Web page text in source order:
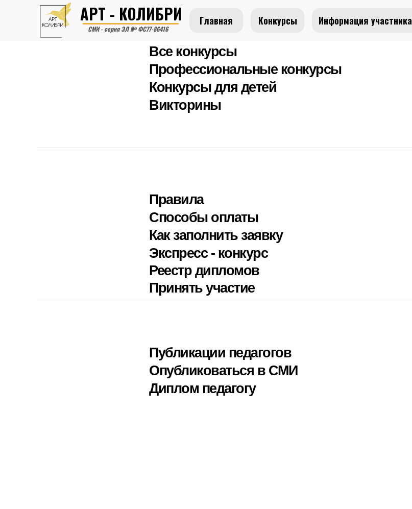
АРТ - КОЛИБРИ
СМИ - серия ЭЛ № ФС77-86416
Главная Конкурсы Информация участника
Все конкурсы
Профессиональные конкурсы
Конкурсы для детей
Викторины
Правила
Способы оплаты
Как заполнить заявку
Экспресс - конкурс
Реестр дипломов
Принять участие
Публикации педагогов
Опубликоваться в СМИ
Диплом педагогу